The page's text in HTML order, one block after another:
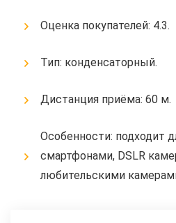
Оценка покупателей: 4.3.
Тип: конденсаторный.
Дистанция приёма: 60 м.
Особенности: подходит
смартфонами, DSLR
любительскими